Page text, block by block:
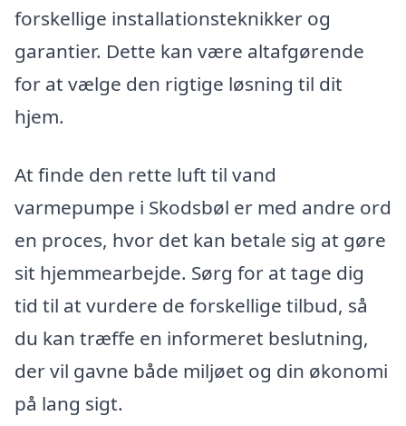
forskellige installationsteknikker og
garantier. Dette kan være altafgørende
for at vælge den rigtige løsning til dit
hjem.
At finde den rette luft til vand
varmepumpe i Skodsbøl er med andre ord
en proces, hvor det kan betale sig at gøre
sit hjemmearbejde. Sørg for at tage dig
tid til at vurdere de forskellige tilbud, så
du kan træffe en informeret beslutning,
der vil gavne både miljøet og din økonomi
på lang sigt.